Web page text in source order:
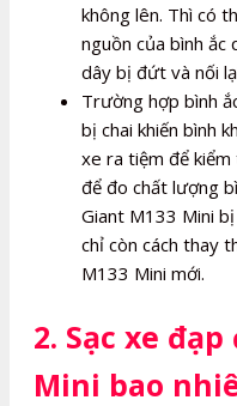
không lên. Thì có
nguồn của bình ắc
dây bị đứt và nối
Trường hợp bình
bị chai khiến bình
xe ra tiệm để
để đo chất lượng
Giant M133 Mini
chỉ còn cách thay
M133 Mini mới.
2. Sạc xe
Mini bao